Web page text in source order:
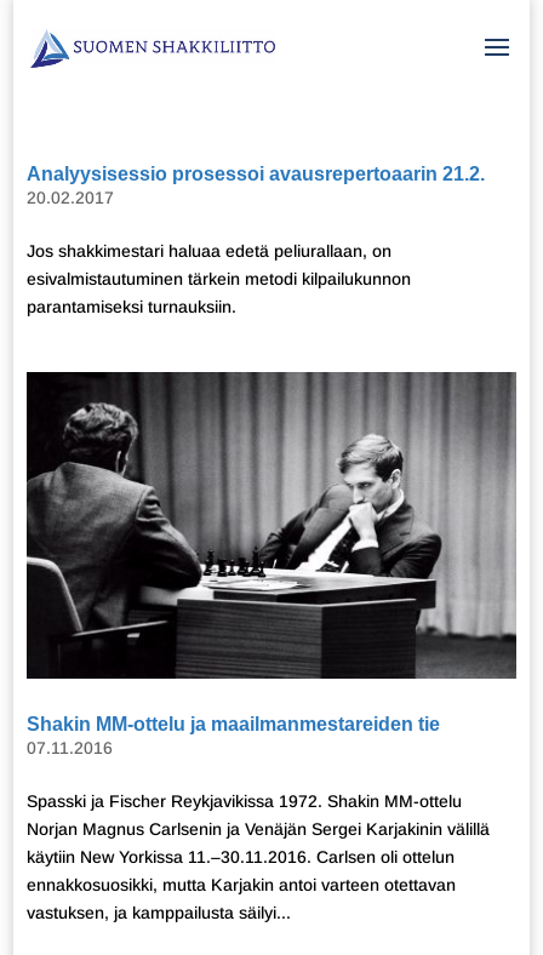
Analyysisessio prosessoi avausrepertoaarin 21.2.
20.02.2017
Jos shakkimestari haluaa edetä peliurallaan, on
esivalmistautuminen tärkein metodi kilpailukunnon
parantamiseksi turnauksiin.
Shakin MM-ottelu ja maailmanmestareiden tie
07.11.2016
Spasski ja Fischer Reykjavikissa 1972. Shakin MM-ottelu
Norjan Magnus Carlsenin ja Venäjän Sergei Karjakinin välillä
käytiin New Yorkissa 11.–30.11.2016. Carlsen oli ottelun
ennakkosuosikki, mutta Karjakin antoi varteen otettavan
vastuksen, ja kamppailusta säilyi...